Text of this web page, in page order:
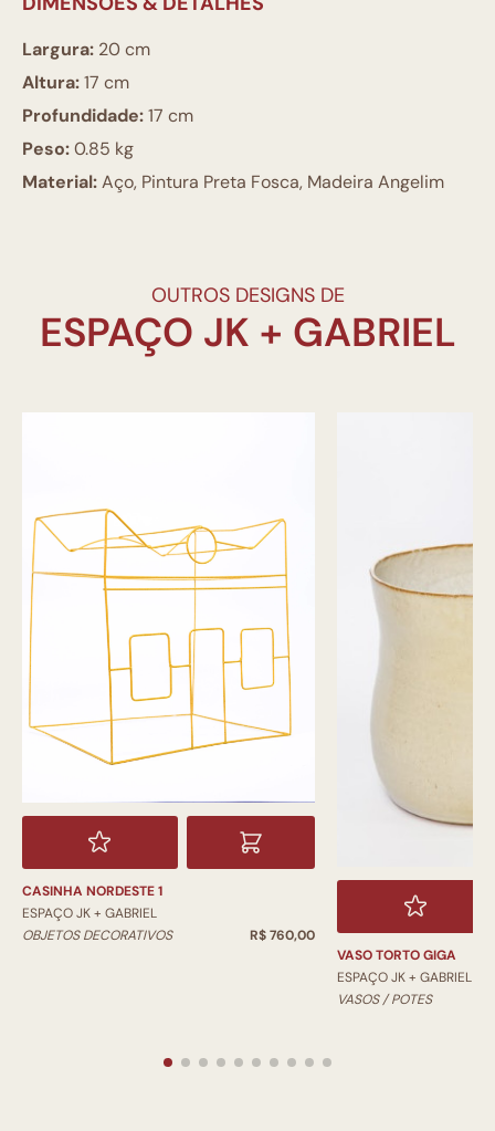
Largura: 20 cm
Altura:17 cm
Profundidade:17 cm
Peso:0.85 kg
Material:Aço, Pintura Preta Fosca, Madeira Angelim
OUTROS DESIGNS DE
CASINHA NORDESTE 1
ESPAÇO JK + GABRIEL
OBJETOS DECORATIVOS
R$ 760,00
VASO TORTO GIGA
ESPAÇO JK + GABRIEL
VASOS / POTES